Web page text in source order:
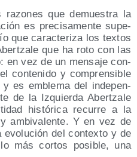
que demues­tra la
es pre­ci­sa­men­te supe­
que carac­te­ri­za los tex­tos
que ha roto con las
en vez de un men­sa­je con­
con­te­ni­do y com­pren­si­ble
es emble­ma del inde­pen­
de la Izquier­da Aber­tza­le
his­tó­ri­ca recu­rre a la
ambi­va­len­te. Y en vez de
evo­lu­ción del con­tex­to y de
más cor­tos posi­ble, una